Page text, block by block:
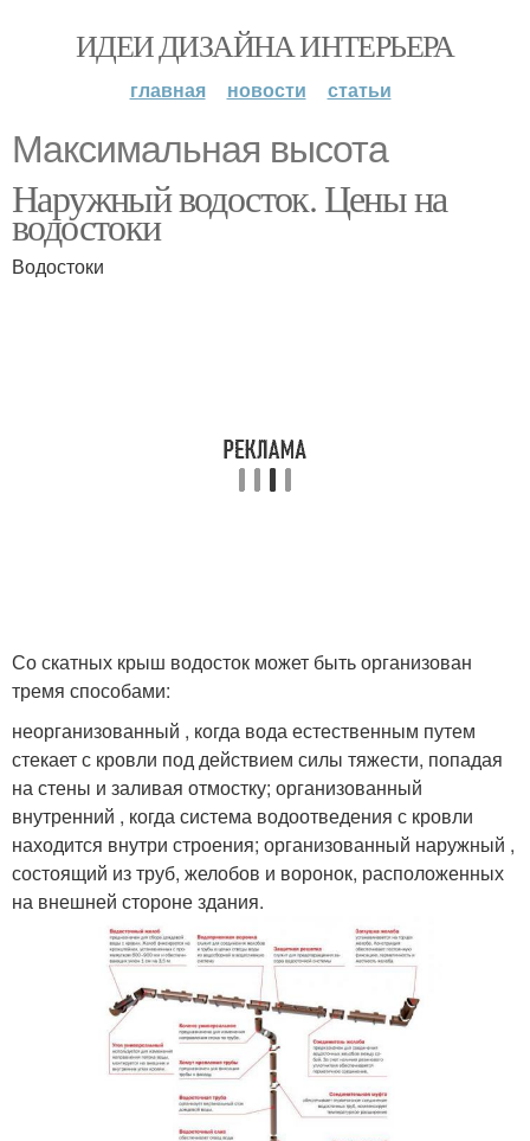
ИДЕИ ДИЗАЙНА ИНТЕРЬЕРА
главная новости статьи
Максимальная высота
Наружный водосток. Цены на
водостоки
Водостоки
Со скатных крыш водосток может быть организован
тремя способами:
неорганизованный , когда вода естественным путем
стекает с кровли под действием силы тяжести, попадая
на стены и заливая отмостку; организованный
внутренний , когда система водоотведения с кровли
находится внутри строения; организованный наружный ,
состоящий из труб, желобов и воронок, расположенных
на внешней стороне здания.